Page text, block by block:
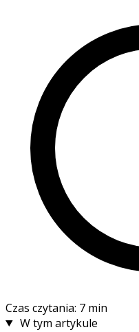
Czas czytania: 7 min
W tym artykule